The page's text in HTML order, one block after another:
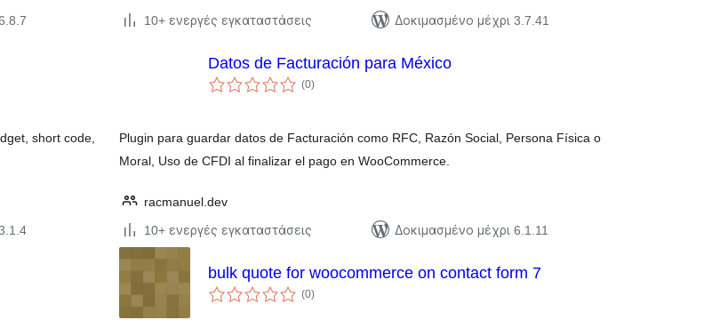
10+ ενεργές εγκαταστάσεις
Δοκιμασμένο μέχρι 3.7.41
short code,
Datos de Facturación para México
(0αξιολογήσεις
σύνολο
)
Plugin para guardar datos de Facturación como RFC, Razón Social, Persona Física o
Moral, Uso de CFDI al finalizar el pago en WooCommerce.
racmanuel.dev
10+ ενεργές εγκαταστάσεις
Δοκιμασμένο μέχρι 6.1.11
bulk quote for woocommerce on contact form 7
(0αξιολογήσεις
σύνολο
)